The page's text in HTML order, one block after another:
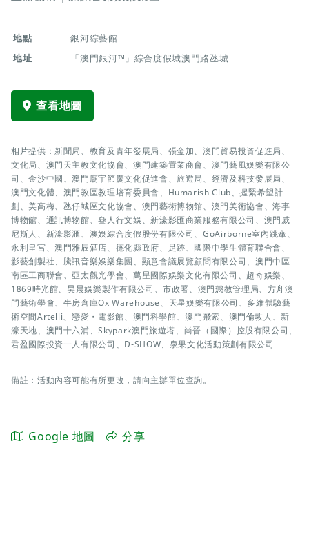
地點
銀河綜藝館
地址
「澳門銀河™」綜合度假城澳門路氹城
查看地圖
相片提供：新聞局、教育及青年發展局、張金加、澳門貿易投資促進局、
文化局、澳門天主教文化協會、澳門建築置業商會、澳門藝風娛樂有限公
司、金沙中國、澳門廟宇節慶文化促進會、旅遊局、經濟及科技發展局、
澳門文化體、澳門教區教理培育委員會、Humarish Club、握緊希望計
劃、美高梅、氹仔城區文化協會、澳門藝術博物館、澳門美術協會、海事
博物館、通訊博物館、叄人行文娛、新濠影匯商業服務有限公司、澳門威
尼斯人、新濠影滙、澳娛綜合度假股份有限公司、GoAirborne室內跳傘、
永利皇宮、澳門雅辰酒店、德化縣政府、足跡、國際中學生體育聯合會、
影藝創製社、騰訊音樂娛樂集團、顯意會議展覽顧問有限公司、澳門中區
南區工商聯會、亞太觀光學會、萬星國際娛樂文化有限公司、超奇娛樂、
1869時光館、昊晨娛樂製作有限公司、市政署、澳門懲教管理局、方舟澳
門藝術學會、牛房倉庫Ox Warehouse、天星娛樂有限公司、多維體驗藝
術空間Artelli、戀愛・電影館、澳門科學館、澳門飛索、澳門倫敦人、新
濠天地、澳門十六浦、Skypark澳門旅遊塔、尚晉（國際）控股有限公司、
君盈國際投資一人有限公司、D-SHOW、泉果文化活動策劃有限公司
備註：活動內容可能有所更改，請向主辦單位查詢。
Google 地圖 分享